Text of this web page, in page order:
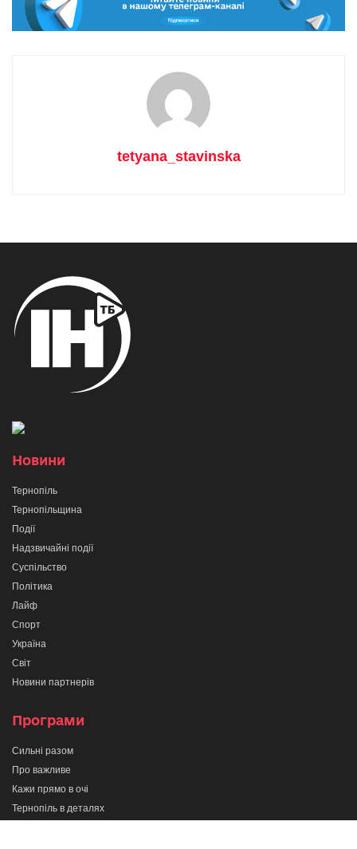
tetyana_stavinska
Новини
Тернопіль
Тернопільщина
Події
Надзвичайні події
Суспільство
Політика
Лайф
Спорт
Україна
Світ
Новини партнерів
Програми
Сильні разом
Про важливе
Кажи прямо в очі
Тернопіль в деталях